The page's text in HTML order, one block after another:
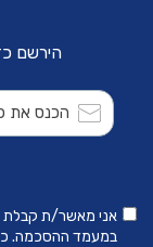
הירשם
אני מאשר/ת קבלת
במעמד ההסכמה.